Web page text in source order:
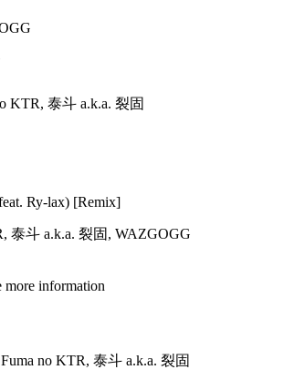
KTR, 泰斗 a.k.a. 裂固
Ry-lax) [Remix]
泰斗 a.k.a. 裂固, WAZGOGG
no KTR, 泰斗 a.k.a. 裂固